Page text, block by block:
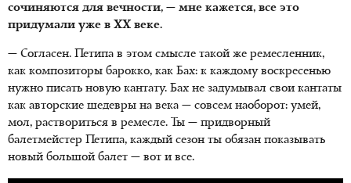
сочиняются для вечности, — мне кажется, все это
придумали уже в ХХ веке.
— Согласен. Петипа в этом смысле такой же ремесленник,
как композиторы барокко, как Бах: к каждому воскресенью
нужно писать новую кантату. Бах не задумывал свои кантаты
как авторские шедевры на века — совсем наоборот: умей,
мол, раствориться в ремесле. Ты — придворный
балетмейстер Петипа, каждый сезон ты обязан показывать
новый большой балет — вот и все.